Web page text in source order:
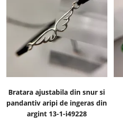
Bratara ajustabila din snur si
pandantiv aripi de ingeras din
argint 13-1-i49228